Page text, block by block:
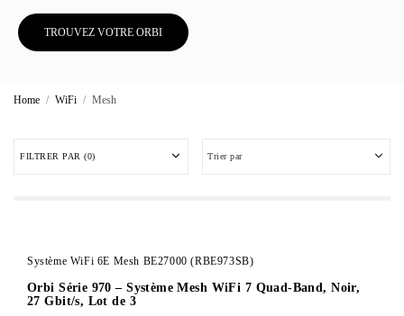
TROUVEZ VOTRE ORBI
Home WiFi Mesh
FILTRER PAR (0) Trier par
Système WiFi 6E Mesh BE27000 (RBE973SB)
Orbi Série 970 – Système Mesh WiFi 7 Quad-Band, Noir,
27 Gbit/s, Lot de 3